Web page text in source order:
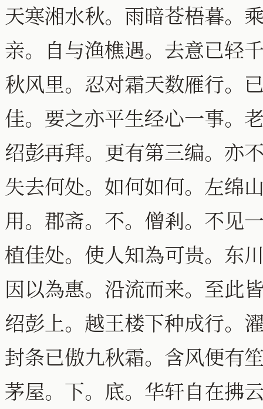
天寒湘水秋。雨暗苍梧暮。
亲。自与渔樵遇。去意已轻
秋风里。忍对霜天数雁行。
佳。要之亦平生经心一事。
绍彭再拜。更有第三编。亦
失去何处。如何如何。左绵
用。郡斋。不。僧剎。不见
植佳处。使人知為可贵。东
因以為惠。沿流而来。至此
绍彭上。越王楼下种成行。
封条已傲九秋霜。含风便有
茅屋。下。底。华轩自在拂